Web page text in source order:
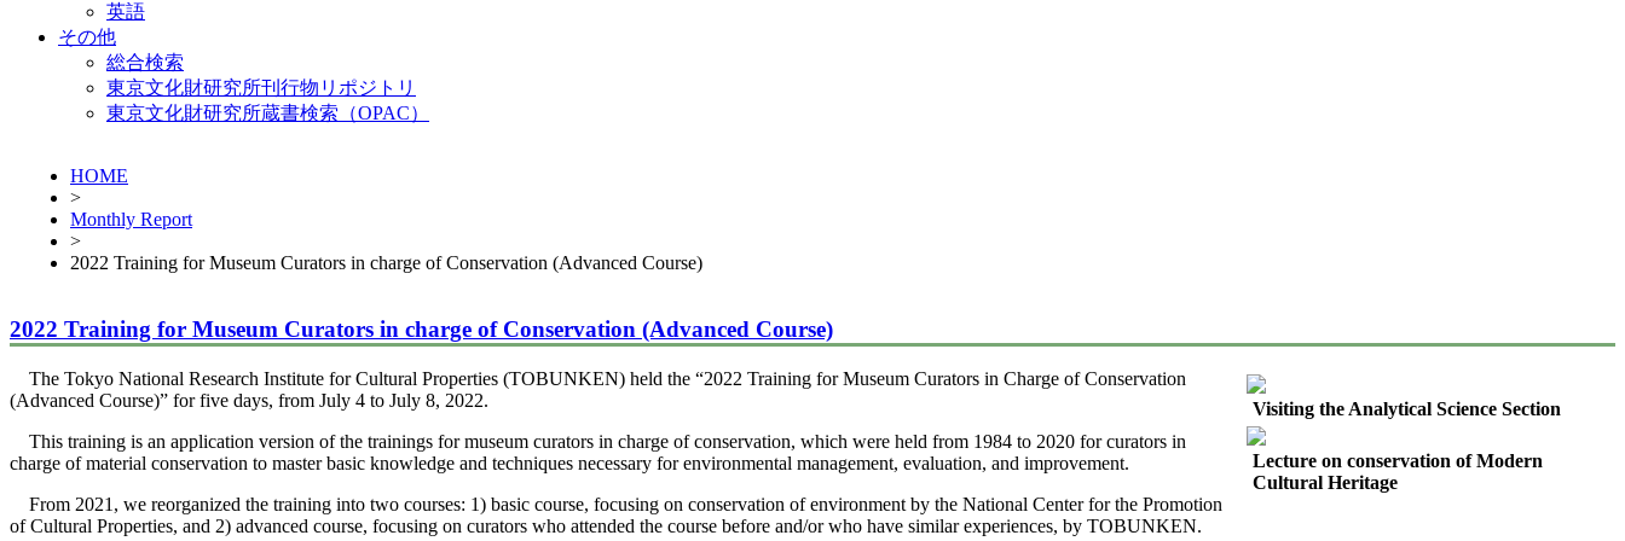
英語
その他
総合検索
東京文化財研究所刊行物リポジトリ
東京文化財研究所蔵書検索（OPAC）
HOME
>
Monthly Report
>
2022 Training for Museum Curators in charge of Conservation (Advanced Course)
2022 Training for Museum Curators in charge of Conservation (Advanced Course)
Visiting the Analytical Science Section
Lecture on conservation of Modern
Cultural Heritage
The Tokyo National Research Institute for Cultural Properties (TOBUNKEN) held the “2022 Training for Museum Curators in Charge of Conservation
(Advanced Course)” for five days, from July 4 to July 8, 2022.
This training is an application version of the trainings for museum curators in charge of conservation, which were held from 1984 to 2020 for curators in
charge of material conservation to master basic knowledge and techniques necessary for environmental management, evaluation, and improvement.
From 2021, we reorganized the training into two courses: 1) basic course, focusing on conservation of environment by the National Center for the Promotion
of Cultural Properties, and 2) advanced course, focusing on curators who attended the course before and/or who have similar experiences, by TOBUNKEN.